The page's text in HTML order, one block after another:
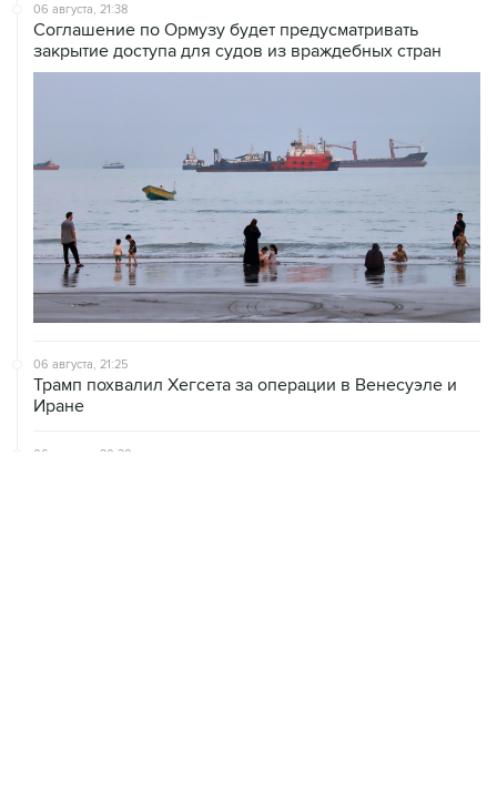
06 августа, 21:38
Соглашение по Ормузу будет предусматривать
закрытие доступа для судов из враждебных стран
06 августа, 21:25
Трамп похвалил Хегсета за операции в Венесуэле и
Иране
06 августа, 20:30